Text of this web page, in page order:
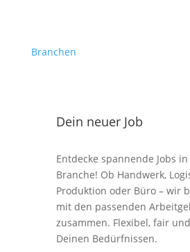
Branchen
Dein neuer Job
Entdecke spannende Jobs
Branche! Ob Handwerk,
Produktion oder Büro – wir
mit den passenden
zusammen. Flexibel, fair
Deinen Bedürfnissen.